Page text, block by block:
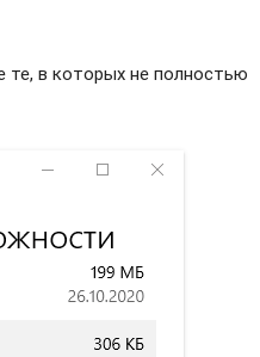
те, в которых не полностью